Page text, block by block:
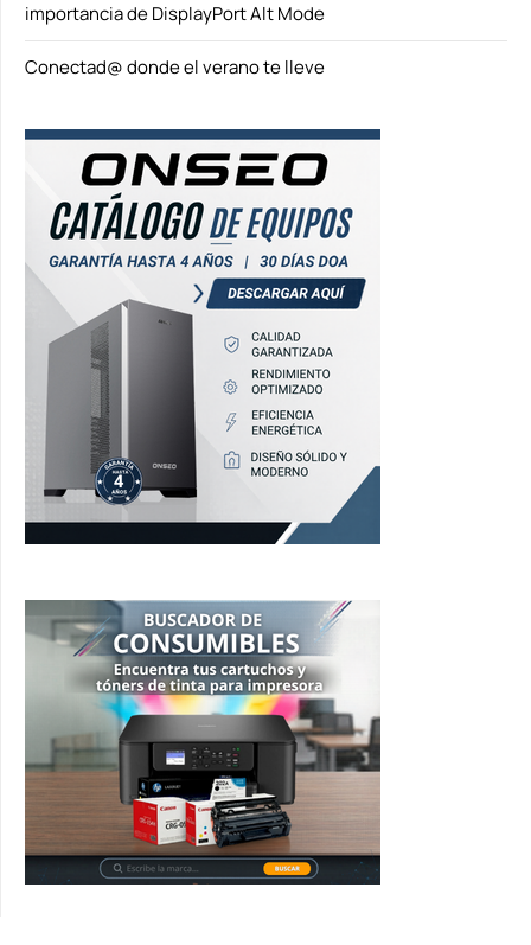
importancia de DisplayPort Alt Mode
Conectad@ donde el verano te lleve